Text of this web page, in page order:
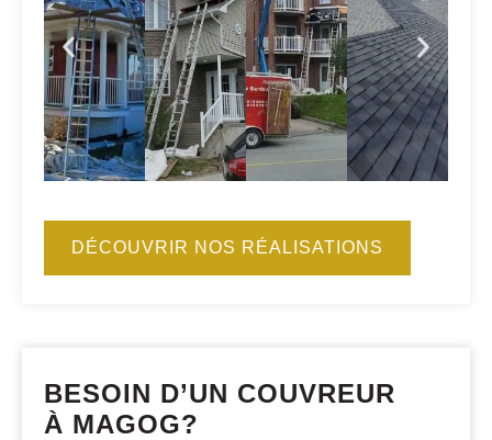
DÉCOUVRIR NOS RÉALISATIONS
BESOIN D’UN COUVREUR
À MAGOG?